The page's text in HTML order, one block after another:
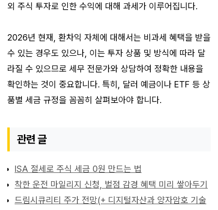
외 주식 투자로 인한 수익에 대해 과세가 이루어집니다.
2026년 현재, 환차익 자체에 대해서는 비과세 혜택을 받을
수 있는 경우도 있으나, 이는 투자 상품 및 방식에 따라 달
라질 수 있으므로 세무 전문가와 상담하여 정확한 내용을
확인하는 것이 중요합니다. 특히, 달러 예금이나 ETF 등 상
품별 세금 규정을 꼼꼼히 살펴보아야 합니다.
관련 글
ISA 절세로 주식 세금 0원 만드는 법
착한 운전 마일리지 신청, 벌점 감경 혜택 미리 쌓아두기
드림시큐리티 주가 전망(+ 디지털자산과 양자암호 기술